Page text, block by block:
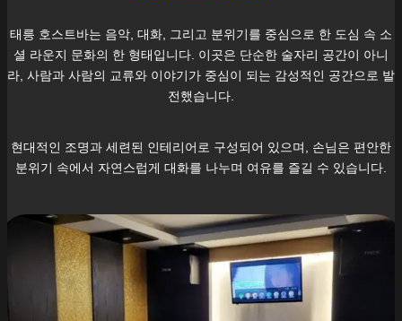
태릉 호스트바는 음악, 대화, 그리고 분위기를 중심으로 한 도심 속 소
셜 라운지 문화의 한 형태입니다. 이곳은 단순한 술자리 공간이 아니
라, 사람과 사람의 교류와 이야기가 중심이 되는 감성적인 공간으로 발
전했습니다.
현대적인 조명과 세련된 인테리어로 구성되어 있으며, 손님은 편안한
분위기 속에서 자연스럽게 대화를 나누며 여유를 즐길 수 있습니다.